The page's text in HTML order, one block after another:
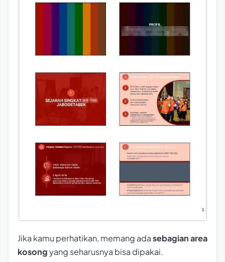
Jika kamu perhatikan, memang adasebagian area
kosongyang seharusnya bisa dipakai.